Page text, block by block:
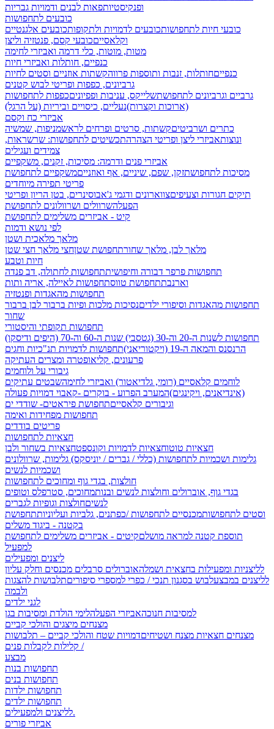
ופנקיסטיותפאות לבנים ודמויות גבריות
כובעים לתחפושות
כובעי חיות לתחפושותכובעים לדמויות ולתקופותכובעים אלגנטיים
וקלאסייםכובעי קסם, פנטזיה וליצן
מטות, מוטות, כלי דרמה ואביזרי לחימה
כנפיים, חותלות ואביזרי חיות
כנפייםחותלות, זנבות ותוספות פרווהקשתות אוזניים וסטים לחיות
גרביונים, כפפות ופריטי לבוש קטנים
גרביים וגרביונים לתחפושתשלייקס, עניבות ופפיוניםכפפות לתחפושות
(ארוכות וקצרות)נעליים, כיסויים וביריות (על הרגל)
אביזרי כח וקסם
כתרים ושרביטיםקשתות, סרטים ופרחים לראשמניפות, שמשיה
ונוצותאביזרי ליצן ופריטי הצהרהתכשיטים לתחפושות: שרשראות,
צמידים ועגילים
אביזרי פנים ודרמה: מסיכות, זקנים, משקפיים
מסיכות לתחפושתזקן, שפם, שיניים, אף ואוזנייםמשקפיים לתחפושת
פריטי תפירה מיוחדים
תיקים חגורות וצעיפיםצווארונים ודגמי ג'אבוסינרים, בטן הריון ופריטי
הפעלהשרוולים ושרוולונים לתחפושת
קיט - אביזרים משלימים לתחפושת
לפי נושא ודמות
מלאך מלאכית ושטן
מלאך לבן, מלאך שחורתחפושת שטןחצי מלאך חצי שטן
חיות וטבע
תחפושות פרפר דבורה וחיפושיתתחפושות לחתולה, דב פנדה
וארנבתתחפושת טווסתחפושות לאיילה, אריה ותות
תחפושות מהאגדות ופנטזיה
תחפושות מהאגדות וסיפורי ילדיםנסיכות מלכות ופיות ברבור לבן ברבור
שחור
תחפושות תקופתי והיסטורי
תחפושות לשנות ה-20 וה-30 (גטסבי)
שנות ה-60 וה-70 (היפים ודיסקו)
הרנסנס והמאה ה-19 (ויקטוריאני)
תחפושות לדמויות תנ"כיות וחגים
פרעונים, קליאופטרה ומצרים העתיקה
גיבורי על ולוחמים
לוחמים קלאסיים (רומי, גלדיאטור) ואביזרי לחימהשבטים עתיקים
(אינדיאנים, ויקינגים)המערב הפרוע - בוקרים -קאבוי דמויות פעולה
וגיבורים קלאסייםתחפושת פיראטים- שודדי ים
תחפושות מפחידות ואימה
פריטים בודדים
חצאיות לתחפושות
חצאיות טוטוחצאיות לדמויות וקונספטחצאיות בשחור ולבן
גלימות ושכמיות לתחפושות (כללי / גברים / יוניסקס) גלימות, שרוולונים
ושכמיות לנשים
חולצות, בגדי גוף ומחוכים לתחפושות
בגדי גוף, אוברולים וחולצות לנשים ובנותמחוכים, סטרפלס וטופים
לנשיםחולצות וגופיות לגברים
וסטים לתחפושותמכנסיים לתחפושות /כפתנים, גלביות ועליוניותתחפושת
בקטנה - ביגוד משלים
תוספת קטנה למראה מושלםקיטים - אביזרים משלימים לתחפושת
למפעיל
ליצנים ומפעילים
לליצניות ומפעילות בחצאית ושמלהאוברולים סרבלים מכנסים וחלק עליון
לליצנים במבצעלבוש בסגנון תנכי / כפרי למספרי סיפוריםתלבושות להצגות
ולבמה
לגני ילדים
למסיבות חנוכהאביזרי הפעלהלימי הולדת ומסיבות בגן
מצנחים מיצגים והולכי קביים
מצנחים חצאיות מצנח ושטיחיםדמויות שטח והולכי קביים – תלבושות
קלילות לקבלות פנים /
מבצע
תחפושות בנות
תחפושות בנים
תחפושות ילדות
תחפושות ילדים
לליצנים ולמפעילים.
אביזרי פורים